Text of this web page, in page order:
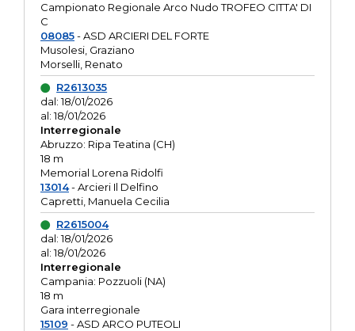
Campionato Regionale Arco Nudo TROFEO CITTA' DI
C
08085- ASD ARCIERI DEL FORTE
Musolesi, Graziano
Morselli, Renato
R2613035
dal: 18/01/2026
al: 18/01/2026
Interregionale
Abruzzo: Ripa Teatina (CH)
18 m
Memorial Lorena Ridolfi
13014- Arcieri Il Delfino
Capretti, Manuela Cecilia
R2615004
dal: 18/01/2026
al: 18/01/2026
Interregionale
Campania: Pozzuoli (NA)
18 m
Gara interregionale
15109 - ASD ARCO PUTEOLI